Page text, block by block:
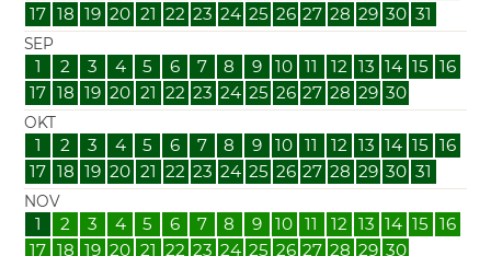
17 18 19 20 21 22 23 24 25 26 27 28 29 30 31
SEP
1 2 3 4 5 6 7 8 9 10 11 12 13 14 15
16
17 18 19 20 21 22 23 24 25 26 27 28 29 30
OKT
1 2 3 4 5 6 7 8 9 10 11 12 13 14 15
16
17 18 19 20 21 22 23 24 25 26 27 28 29 30 31
NOV
1 2 3 4 5 6 7 8 9 10 11 12 13 14 15
16
17 18 19 20 21 22 23 24 25 26 27 28 29 30